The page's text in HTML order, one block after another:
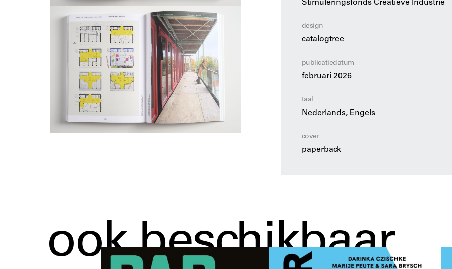
Stimuleringsfonds Creatieve Industrie
design
catalogtree
publicatiedatum
februari 2026
taal
Nederlands, Engels
cover
paperback
ook beschikbaar